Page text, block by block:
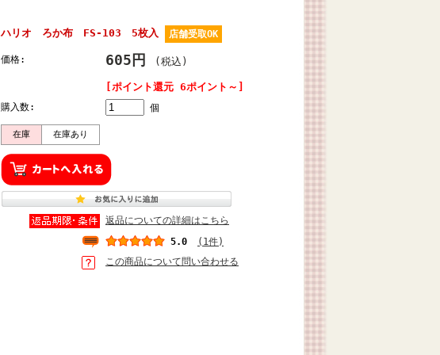
ハリオ ろか布 FS-103 5枚入 店舗受取OK
価格: 605円 (税込)
[ポイント還元 6ポイント～]
購入数: 個
在庫 在庫あり
返品についての詳細はこちら
5.0
(1件)
この商品について問い合わせる